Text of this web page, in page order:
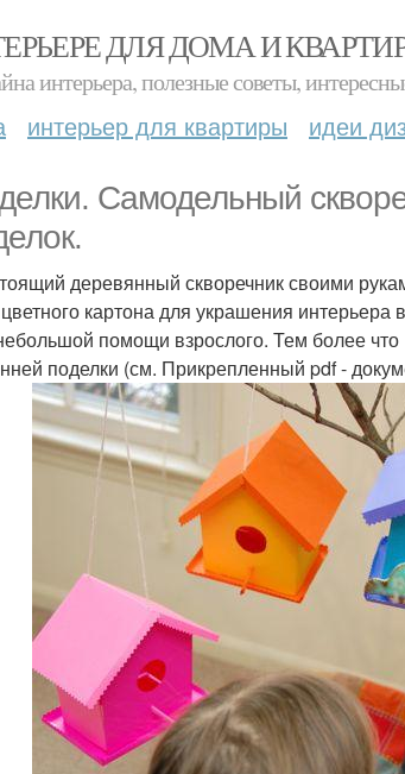
ДЛЯ ДОМА И
интерьера, полезные советы,
интерьер для квартиры идеи
Самодельный
деревянный скворечник своими
картона для украшения
помощи взрослого. Тем более
поделки (см. Прикрепленный pdf -